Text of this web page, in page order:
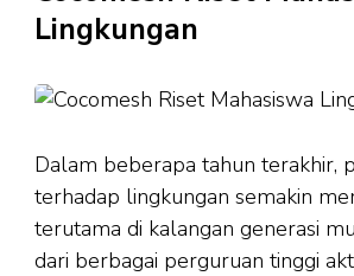
Lingkungan
Dalam beberapa tahun terakhir,
terhadap lingkungan semakin
terutama di kalangan generasi
dari berbagai perguruan tinggi